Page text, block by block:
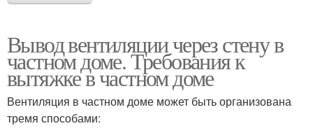
Вывод вентиляции через стену в
частном доме. Требования к
вытяжке в частном доме
Вентиляция в частном доме может быть организована
тремя способами: